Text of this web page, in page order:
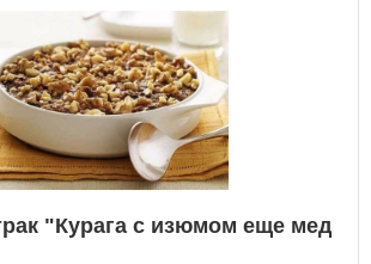
"Курага с изюмом еще мед